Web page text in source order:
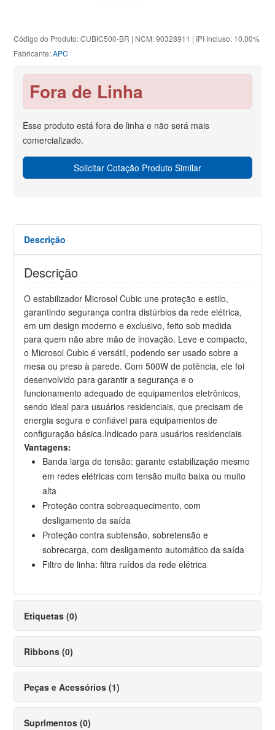
Código do Produto: CUBIC500-BR | NCM: 90328911 | IPI Incluso: 10.00%
Fabricante:APC
Fora de Linha
Esse produto está fora de linha e não será mais
comercializado.
Solicitar Cotação Produto Similar
Descrição
Descrição
O estabilizador Microsol Cubic une proteção e estilo,
garantindo segurança contra distúrbios da rede elétrica,
em um design moderno e exclusivo, feito sob medida
para quem não abre mão de inovação. Leve e compacto,
o Microsol Cubic é versátil, podendo ser usado sobre a
mesa ou preso à parede. Com 500W de potência, ele foi
desenvolvido para garantir a segurança e o
funcionamento adequado de equipamentos eletrônicos,
sendo ideal para usuários residenciais, que precisam de
energia segura e confiável para equipamentos de
configuração básica.Indicado para usuários residenciais
Vantagens:
Banda larga de tensão: garante estabilização mesmo
em redes elétricas com tensão muito baixa ou muito
alta
Proteção contra sobreaquecimento, com
desligamento da saída
Proteção contra subtensão, sobretensão e
sobrecarga, com desligamento automático da saída
Filtro de linha: filtra ruídos da rede elétrica
Etiquetas (0)
Ribbons (0)
Peças e Acessórios (1)
Suprimentos (0)